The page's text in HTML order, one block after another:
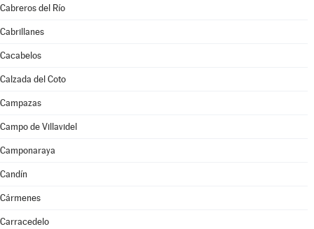
Cabreros del Río
Cabrillanes
Cacabelos
Calzada del Coto
Campazas
Campo de Villavidel
Camponaraya
Candín
Cármenes
Carracedelo